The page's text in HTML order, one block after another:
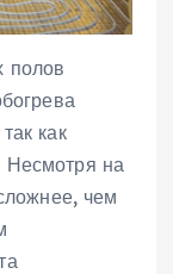
полов
как
на
чем